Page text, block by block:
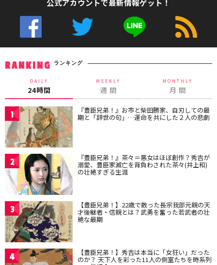
公式アカウントで最新情報ゲット！
RANKING ランキング
DAILY
24時間
WEEKLY
週 間
MONTHLY
月 間
1 『豊臣兄弟！』お市と柴田勝家、自刃しての最
期と「辞世の句」…運命を共にした２人の悲劇
2 『豊臣兄弟！』茶々＝悪女はほぼ創作？秀吉が
溺愛、豊臣家滅亡を背負わされた茶々(井上和)
の壮絶すぎる生涯
3 【豊臣兄弟！】22歳で散った長宗我部元親の天
才後継者・信親とは？武勇を奮った若武者の壮
絶な最期
4 【豊臣兄弟！】秀吉は本当に「女狂い」だった
のか？ 天下人を彩った11人の側室たちを時系列